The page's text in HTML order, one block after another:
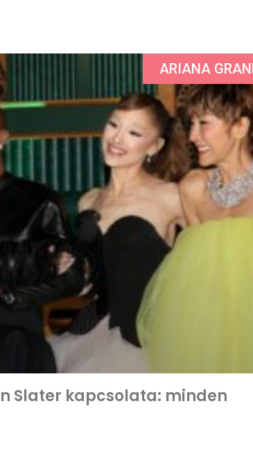
ARIANA
Slater kapcsolata: minden